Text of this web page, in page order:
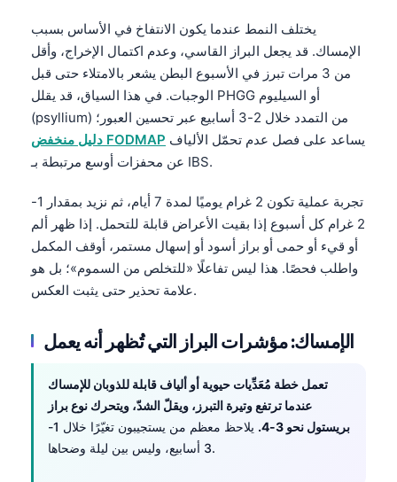
يختلف النمط عندما يكون الانتفاخ في الأساس بسبب
الإمساك. قد يجعل البراز القاسي، وعدم اكتمال الإخراج، وأقل
من 3 مرات تبرز في الأسبوع البطن يشعر بالامتلاء حتى قبل
الوجبات. في هذا السياق، قد يقلل PHGG أو السيليوم
(psyllium) من التمدد خلال 2-3 أسابيع عبر تحسين العبور؛
دليل منخفض FODMAP
عن محفزات أوسع مرتبطة بـ IBS.
تجربة عملية تكون 2 غرام يوميًا لمدة 7 أيام، ثم نزيد بمقدار 1-
2 غرام كل أسبوع إذا بقيت الأعراض قابلة للتحمل. إذا ظهر ألم
أو قيء أو حمى أو براز أسود أو إسهال مستمر، أوقف المكمل
واطلب فحصًا. هذا ليس تفاعلًا «للتخلص من السموم»؛ بل هو
علامة تحذير حتى يثبت العكس.
الإمساك: مؤشرات البراز التي تُظهر أنه يعمل
تعمل خطة مُعَدِّيات حيوية أو ألياف قابلة للذوبان للإمساك
عندما ترتفع وتيرة التبرز، ويقلّ الشدّ، ويتحرك نوع براز
بريستول نحو 3-4.
يلاحظ معظم من يستجيبون تغيّرًا خلال 1-
3 أسابيع، وليس بين ليلة وضحاها.